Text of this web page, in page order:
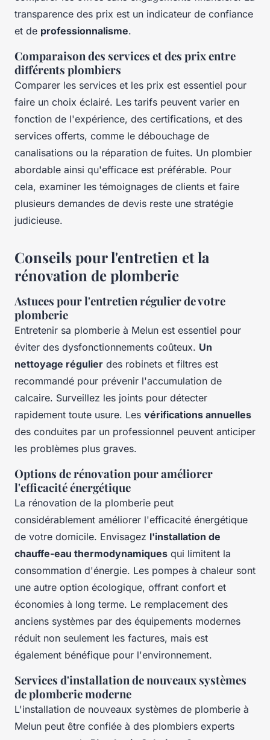
transparence des prix est un indicateur de confiance
et de professionnalisme.
Comparaison des services et des prix entre
différents plombiers
Comparer les services et les prix est essentiel pour
faire un choix éclairé. Les tarifs peuvent varier en
fonction de l'expérience, des certifications, et des
services offerts, comme le débouchage de
canalisations ou la réparation de fuites. Un plombier
abordable ainsi qu'efficace est préférable. Pour
cela, examiner les témoignages de clients et faire
plusieurs demandes de devis reste une stratégie
judicieuse.
Conseils pour l'entretien et la
rénovation de plomberie
Astuces pour l'entretien régulier de votre
plomberie
Entretenir sa plomberie à Melun est essentiel pour
éviter des dysfonctionnements coûteux. Un
nettoyage régulier des robinets et filtres est
recommandé pour prévenir l'accumulation de
calcaire. Surveillez les joints pour détecter
rapidement toute usure. Les vérifications annuelles
des conduites par un professionnel peuvent anticiper
les problèmes plus graves.
Options de rénovation pour améliorer
l'efficacité énergétique
La rénovation de la plomberie peut
considérablement améliorer l'efficacité énergétique
de votre domicile. Envisagez l'installation de
chauffe-eau thermodynamiques qui limitent la
consommation d'énergie. Les pompes à chaleur sont
une autre option écologique, offrant confort et
économies à long terme. Le remplacement des
anciens systèmes par des équipements modernes
réduit non seulement les factures, mais est
également bénéfique pour l'environnement.
Services d'installation de nouveaux systèmes
de plomberie moderne
L'installation de nouveaux systèmes de plomberie à
Melun peut être confiée à des plombiers experts